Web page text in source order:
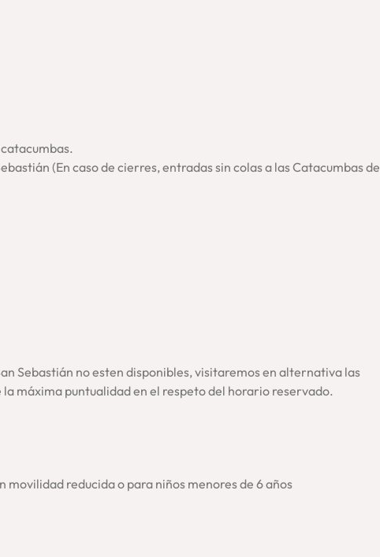
(En caso de cierres, entradas sin colas a las Catacumbas de
Sebastián no esten disponibles, visitaremos en alternativa las
máxima puntualidad en el respeto del horario reservado.
reducida o para niños menores de 6 años